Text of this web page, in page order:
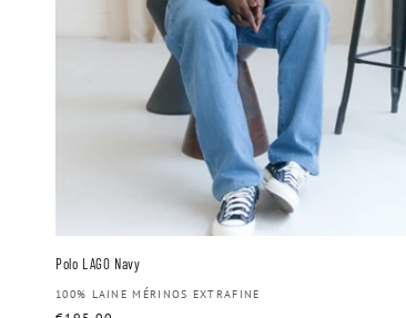
Polo LAGO Navy
Distributeur :
100% LAINE MÉRINOS EXTRAFINE